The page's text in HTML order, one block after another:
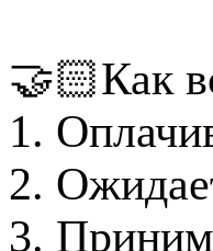
🤝🏻Как
1.
2.
3.